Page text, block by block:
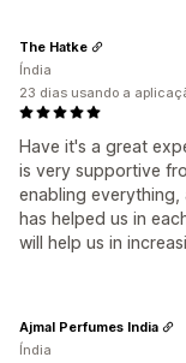
Have it's a great
is very supportive
enabling everything,
has helped us in
will help us in
The Hatke
Índia
23 dias usando a
Ajmal Perfumes India
Índia